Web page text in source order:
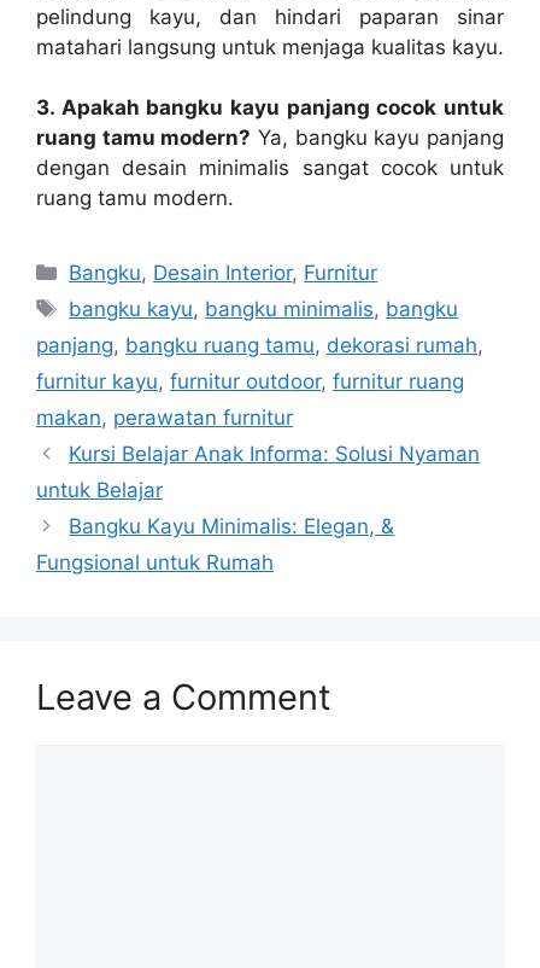
pelindung kayu, dan hindari paparan sinar
matahari langsung untuk menjaga kualitas kayu.
3. Apakah bangku kayu panjang cocok untuk
ruang tamu modern? Ya, bangku kayu panjang
dengan desain minimalis sangat cocok untuk
ruang tamu modern.
Categories
Bangku, Desain Interior, Furnitur
Tags
bangku kayu, bangku minimalis, bangku
panjang, bangku ruang tamu, dekorasi rumah,
furnitur kayu, furnitur outdoor, furnitur ruang
makan, perawatan furnitur
Kursi Belajar Anak Informa: Solusi Nyaman
untuk Belajar
Bangku Kayu Minimalis: Elegan, &
Fungsional untuk Rumah
Leave a Comment